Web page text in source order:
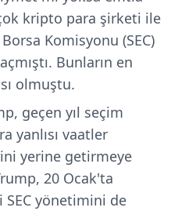
kripto para şirketi ile
Komisyonu (SEC)
Bunların en
olmuştu.
geçen yıl seçim
yanlısı vaatler
yerine getirmeye
20 Ocak'ta
SEC yönetimini de